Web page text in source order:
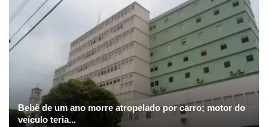
Bebê de um ano morre atropelado por carro; motor do
veículo teria...